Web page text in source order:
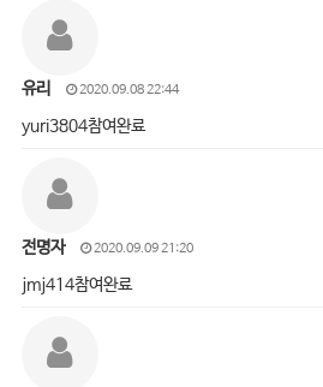
유리 2020.09.08 22:44
yuri3804참여완료
전명자 2020.09.09 21:20
jmj414참여완료